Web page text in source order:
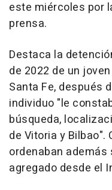
este miércoles por
prensa.
Destaca la
de 2022 de un
Santa Fe, después
individuo "le
búsqueda,
de Vitoria y
ordenaban además
agregado desde el